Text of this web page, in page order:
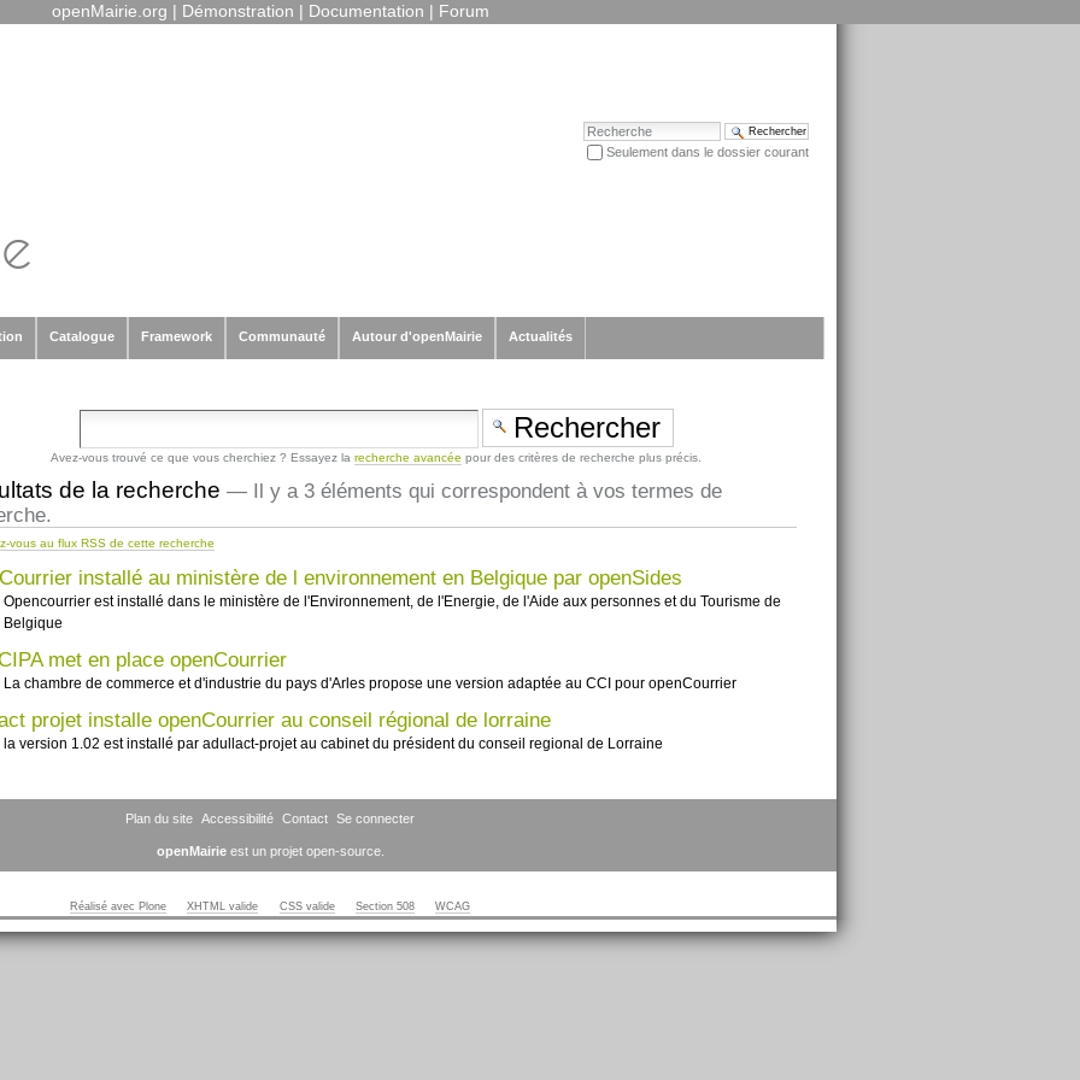
openMairie.org | Démonstration | Documentation | Forum
Chercher par
Seulement dans le dossier courant
Catalogue Framework Communauté Autour d'openMairie Actualités
Avez-vous trouvé ce que vous cherchiez ? Essayez la recherche avancée pour des critères de recherche plus précis.
de la recherche — Il y a 3 éléments qui correspondent à vos termes de
vous au flux RSS de cette recherche
installé au ministère de l environnement en Belgique par openSides
Opencourrier est installé dans le ministère de l'Environnement, de l'Energie, de l'Aide aux personnes et du Tourisme de
Belgique
met en place openCourrier
La chambre de commerce et d'industrie du pays d'Arles propose une version adaptée au CCI pour openCourrier
projet installe openCourrier au conseil régional de lorraine
la version 1.02 est installé par adullact-projet au cabinet du président du conseil regional de Lorraine
Plan du site Accessibilité Contact Se connecter
openMairieest un projet open-source.
Réalisé avec Plone XHTML valide CSS valide Section 508 WCAG